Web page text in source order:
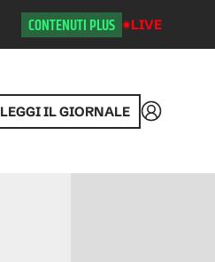
CONTENUTI PLUS LIVE
LEGGI IL GIORNALE Accedi